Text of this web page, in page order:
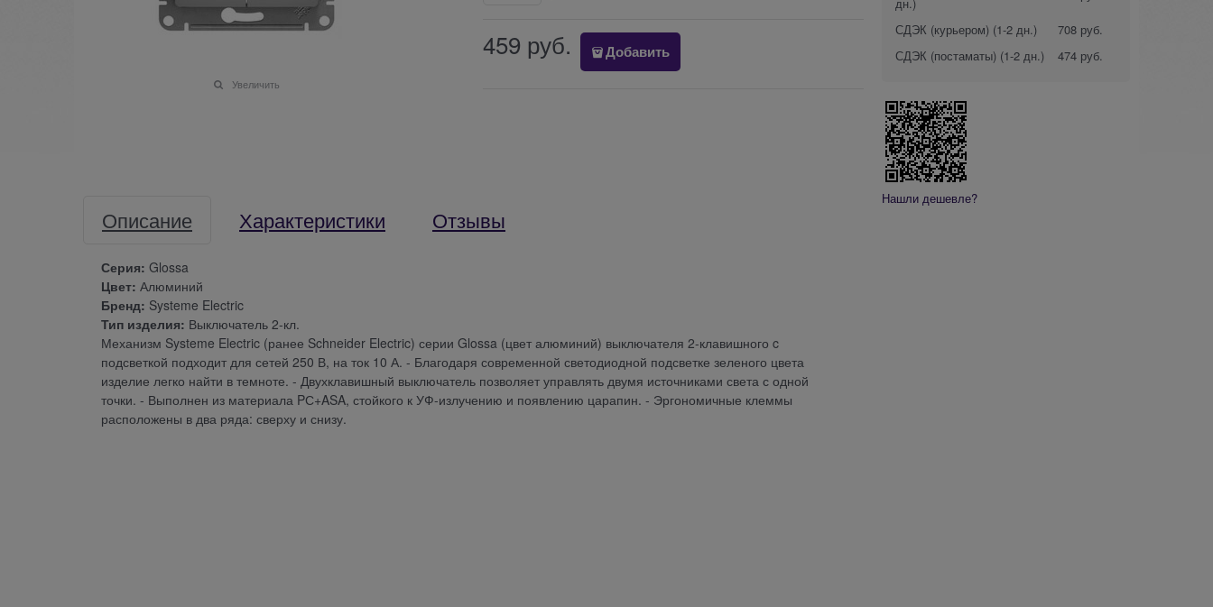
Увеличить
459 руб. Добавить
Описание Характеристики Отзывы
Серия: Glossa
Цвет: Алюминий
Бренд: Systeme Electric
Тип изделия: Выключатель 2-кл.
Механизм Systeme Electric (ранее Schneider Electric) серии Glossa (цвет алюминий) выключателя 2-клавишного c
подсветкой подходит для сетей 250 В, на ток 10 А. - Благодаря современной светодиодной подсветке зеленого цвета
изделие легко найти в темноте. - Двухклавишный выключатель позволяет управлять двумя источниками света с одной
точки. - Выполнен из материала PС+ASA, стойкого к УФ-излучению и появлению царапин. - Эргономичные клеммы
расположены в два ряда: сверху и снизу.
СДЭК (курьером) (1-2 дн.)
708 руб.
СДЭК (постаматы) (1-2 дн.) 474 руб.
Нашли дешевле?